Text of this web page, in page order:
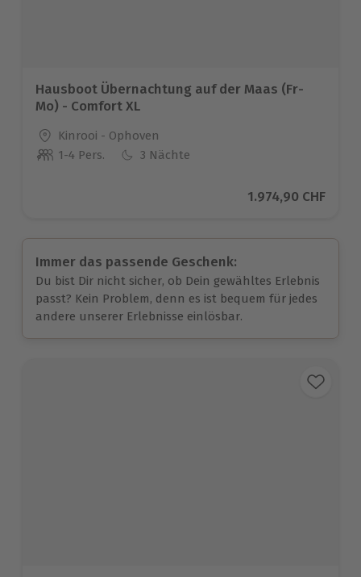
Hausboot Übernachtung auf der Maas (Fr-
Mo) - Comfort XL
Standort
Kinrooi - Ophoven
Anzahl der Teilnehmer
1-4 Pers. 3 Nächte
Aktueller Preis
1.974,90 CHF
Immer das passende Geschenk:
Du bist Dir nicht sicher, ob Dein gewähltes Erlebnis
passt? Kein Problem, denn es ist bequem für jedes
andere unserer Erlebnisse einlösbar.